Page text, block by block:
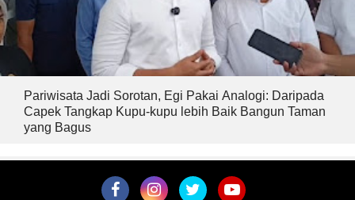
Pariwisata Jadi Sorotan, Egi Pakai Analogi: Daripada
Capek Tangkap Kupu-kupu lebih Baik Bangun Taman
yang Bagus